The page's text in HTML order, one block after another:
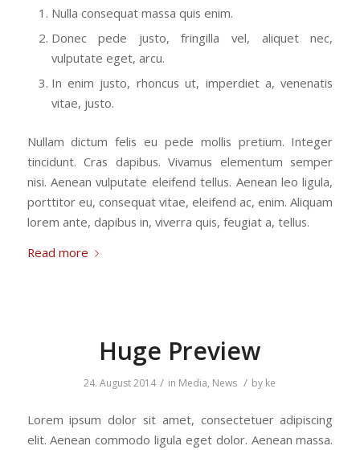
Nulla consequat massa quis enim.
Donec pede justo, fringilla vel, aliquet nec,
vulputate eget, arcu.
In enim justo, rhoncus ut, imperdiet a, venenatis
vitae, justo.
Nullam dictum felis eu pede mollis pretium. Integer
tincidunt. Cras dapibus. Vivamus elementum semper
nisi. Aenean vulputate eleifend tellus. Aenean leo ligula,
porttitor eu, consequat vitae, eleifend ac, enim. Aliquam
lorem ante, dapibus in, viverra quis, feugiat a, tellus.
Read more
Huge Preview
24. August 2014 / in Media, News / by ke
Lorem ipsum dolor sit amet, consectetuer adipiscing
elit. Aenean commodo ligula eget dolor. Aenean massa.